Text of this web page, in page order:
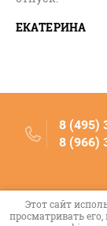
ЕКАТЕРИНА
8 (495)
8 (966)
Этот сайт
просматривать